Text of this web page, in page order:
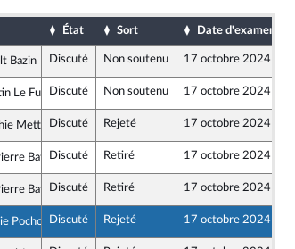
État Sort Date d'examen
Bazin Discuté Non soutenu 17 octobre 2024
Le Fur Discuté Non soutenu 17 octobre 2024
Mette Discuté Rejeté 17 octobre 2024
Outre-mer et Territoires
BatailleDiscuté Retiré 17 octobre 2024
Outre-mer et Territoires
BatailleDiscuté Retiré 17 octobre 2024
Social
Pochon Discuté Rejeté 17 octobre 2024